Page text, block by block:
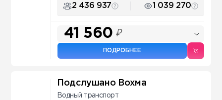
2 436 937 1 039 270
41 560 ₽
ПОДРОБНЕЕ
Подслушано Вохма
Водный транспорт